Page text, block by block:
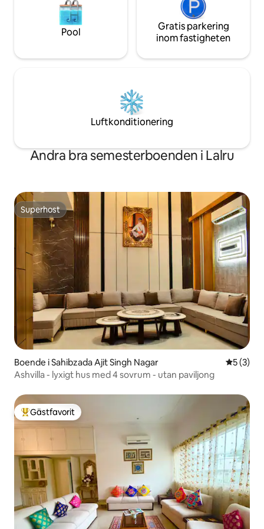
Pool
Gratis parkering
inom fastigheten
Luftkonditionering
Andra bra semesterboenden i Lalru
Superhost
Superhost
Boende i Sahibzada Ajit Singh Nagar 5 av 5 i
5 (3)
Ashvilla - lyxigt hus med 4 sovrum - utan paviljong
Populär gästfavorit
Gästfavorit